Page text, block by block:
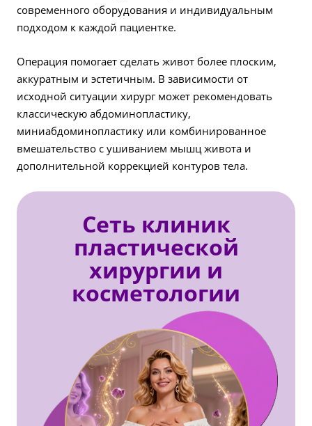
современного оборудования и индивидуальным
подходом к каждой пациентке.
Операция помогает сделать живот более плоским,
аккуратным и эстетичным. В зависимости от
исходной ситуации хирург может рекомендовать
классическую абдоминопластику,
миниабдоминопластику или комбинированное
вмешательство с ушиванием мышц живота и
дополнительной коррекцией контуров тела.
Сеть клиник
пластической
хирургии и
косметологии